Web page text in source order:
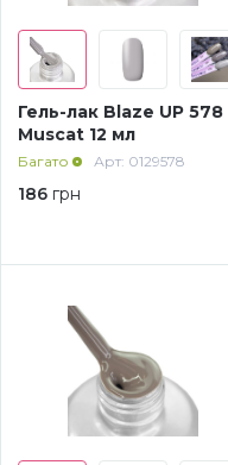
Блискітки (пісок
Блискітки для
Меланж
Каміфубукі
Слюда
Брокат
Гель-лак Blaze UP 578
Muscat 12 мл
Багато Арт: 0129578
186 грн